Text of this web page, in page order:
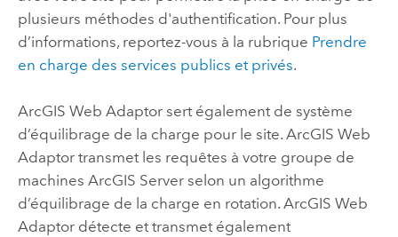
plusieurs méthodes d'authentification. Pour plus
d’informations, reportez-vous à la rubrique Prendre
en charge des services publics et privés.
ArcGIS Web Adaptorsert également de système
d’équilibrage de la charge pour le site. ArcGIS Web
Adaptortransmet les requêtes à votre groupe de
machines ArcGIS Serverselon un algorithme
d’équilibrage de la charge en rotation. ArcGIS Web
Adaptordétecte et transmet également